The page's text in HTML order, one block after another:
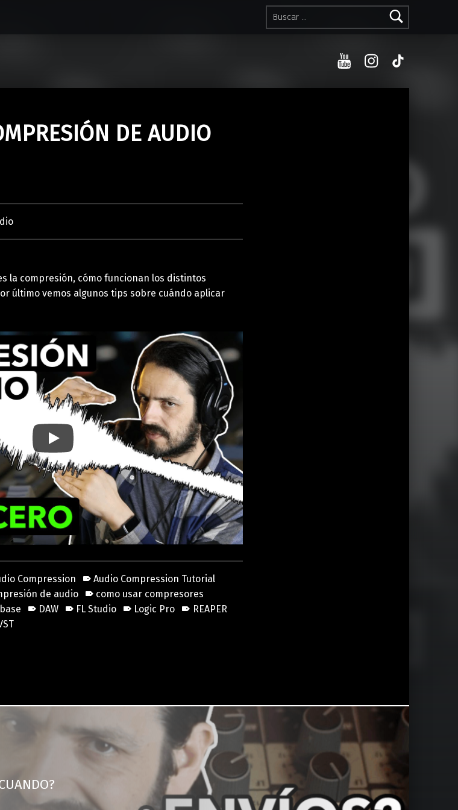
Buscar:
YouTube
DE AUDIO
la compresión, cómo funcionan los distintos
último vemos algunos tips sobre cuándo aplicar
Compression
Audio Compression Tutorial
de audio
como usar compresores
DAW FL Studio Logic Pro
REAPER